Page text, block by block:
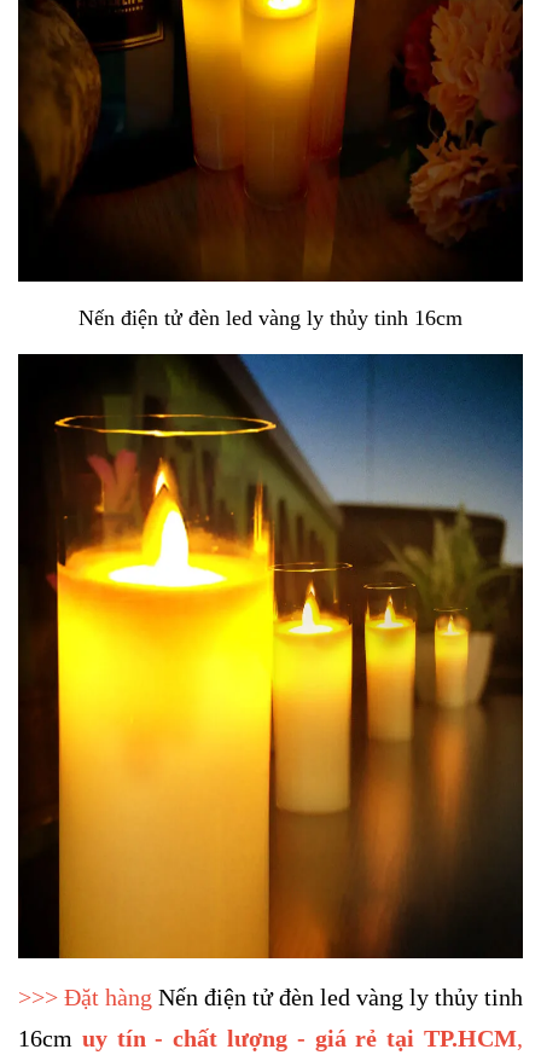
Nến điện tử đèn led vàng ly thủy tinh 16cm
>>> Đặt hàng Nến điện tử đèn led vàng ly thủy tinh
16cm uy tín - chất lượng - giá rẻ tại TP.HCM,